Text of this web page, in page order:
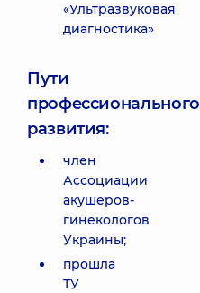
«Ультразвуковая
диагностика»
Пути
профессионального
развития:
член
Ассоциации
акушеров-
гинекологов
Украины;
прошла
ТУ